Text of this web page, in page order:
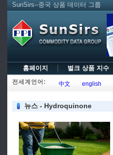
SunSirs--중국 상품 데이터 그룹
홈페이지 벌크 상품 지수
전세계언어: 中文 english
뉴스 - Hydroquinone